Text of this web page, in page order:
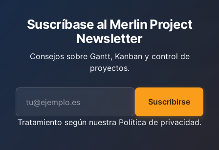
Suscríbase al Merlin Project
Newsletter
Consejos sobre Gantt, Kanban y control de
proyectos.
Suscribirse
Tratamiento según nuestra Política de privacidad.